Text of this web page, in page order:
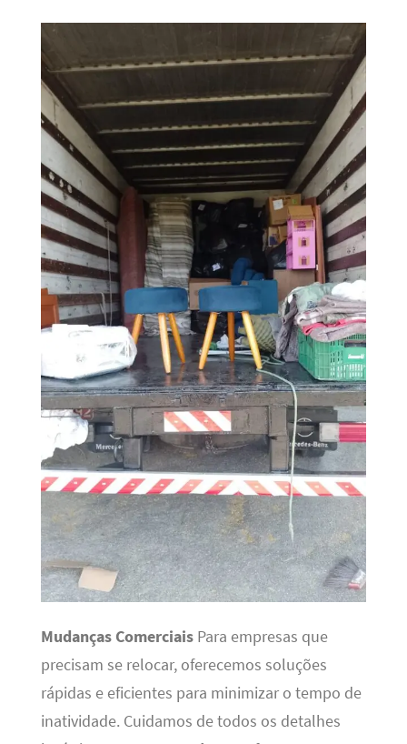
Mudanças ComerciaisPara empresas que
precisam se relocar, oferecemos soluções
rápidas e eficientes para minimizar o tempo de
inatividade. Cuidamos de todos os detalhes